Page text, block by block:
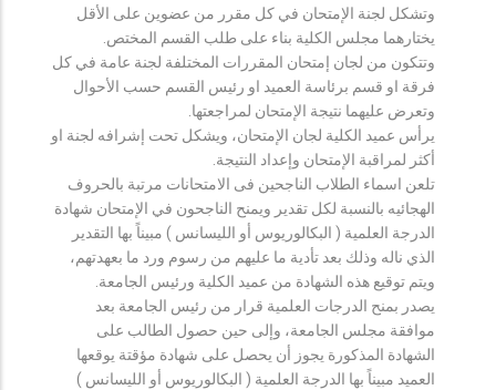
وتشكل لجنة الإمتحان في كل مقرر من عضوين على الأقل
يختارهما مجلس الكلية بناء على طلب القسم المختص.
وتتكون من لجان إمتحان المقررات المختلفة لجنة عامة في كل
فرقة او قسم برئاسة العميد او رئيس القسم حسب الأحوال
وتعرض عليهما نتيجة الإمتحان لمراجعتها.
يرأس عميد الكلية لجان الإمتحان، ويشكل تحت إشرافه لجنة او
أكثر لمراقبة الإمتحان وإعداد النتيجة.
تلعن اسماء الطلاب الناجحين فى الامتحانات مرتبة بالحروف
الهجائيه بالنسبة لكل تقدير ويمنح الناجحون في الإمتحان شهادة
الدرجة العلمية ( البكالوريوس أو الليسانس ) مبيناً بها التقدير
الذي ناله وذلك بعد تأدية ما عليهم من رسوم ورد ما بعهدتهم،
ويتم توقيع هذه الشهادة من عميد الكلية ورئيس الجامعة.
يصدر بمنح الدرجات العلمية قرار من رئيس الجامعة بعد
موافقة مجلس الجامعة، وإلى حين حصول الطالب على
الشهادة المذكورة يجوز أن يحصل على شهادة مؤقتة يوقعها
العميد مبيناً بها الدرجة العلمية ( البكالوريوس أو الليسانس )